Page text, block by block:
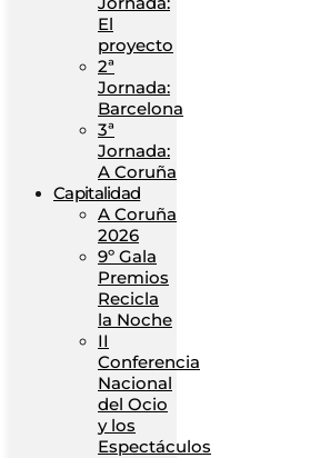
El
proyecto
2ª
Jornada:
Barcelona
3ª
Jornada:
A Coruña
Capitalidad
A Coruña
2026
9º Gala
Premios
Recicla
la Noche
II
Conferencia
Nacional
del Ocio
y los
Espectáculos